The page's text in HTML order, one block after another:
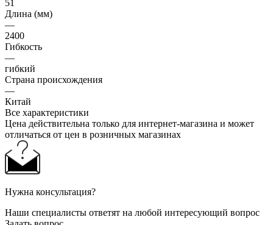
51
Длина (мм)
—
2400
Гибкость
—
гибкий
Страна происхождения
—
Китай
Все характеристики
Цена действительна только для интернет-магазина и может
отличаться от цен в розничных магазинах
Нужна консультация?
Наши специалисты ответят на любой интересующий вопрос